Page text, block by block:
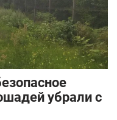
убрали с